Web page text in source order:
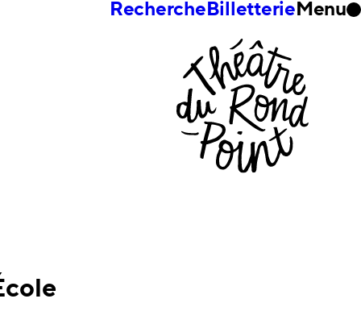
RechercheBilletterieMenu